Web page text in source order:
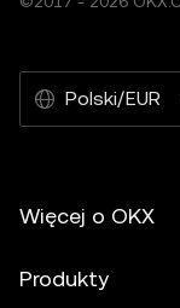
Polski/EUR
Więcej o OKX
Produkty